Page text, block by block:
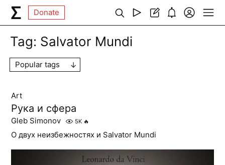
Donate
Tag: Salvator Mundi
Popular tags
Art
Рука и сфера
Gleb Simonov 5K 🔥
О двух неизбежностях и Salvator Mundi